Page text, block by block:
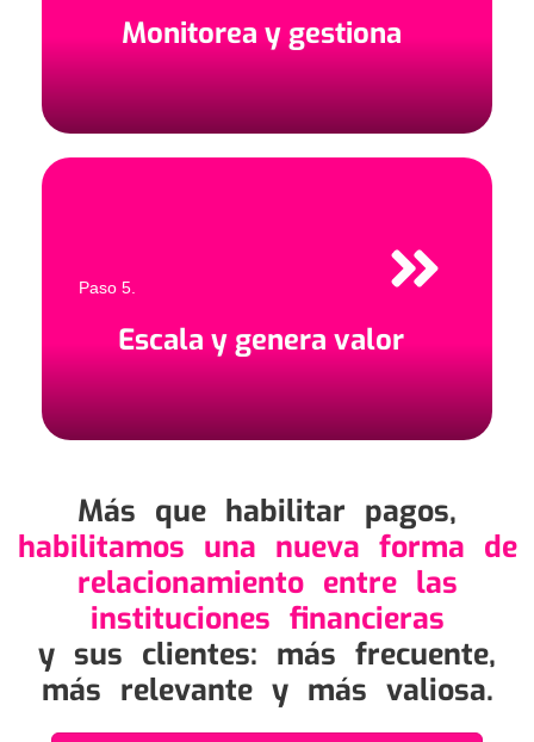
Monitorea y gestiona
Paso 5.
Escala y genera valor
Más que habilitar pagos,
habilitamos una nueva forma de
relacionamiento entre las
instituciones financieras
y sus clientes: más frecuente,
más relevante y más valiosa.